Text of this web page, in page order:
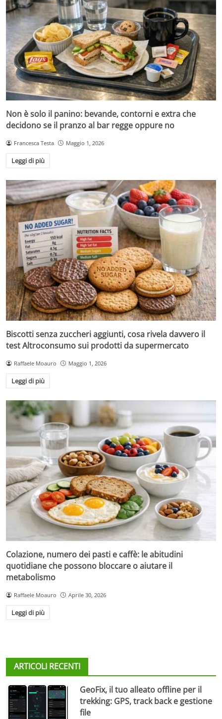
Non è solo il panino: bevande, contorni e extra che
decidono se il pranzo al bar regge oppure no
Francesca Testa Maggio 1, 2026
Leggi di più
Biscotti senza zuccheri aggiunti, cosa rivela davvero il
test Altroconsumo sui prodotti da supermercato
Raffaele Moauro Maggio 1, 2026
Leggi di più
Colazione, numero dei pasti e caffè: le abitudini
quotidiane che possono bloccare o aiutare il
metabolismo
Raffaele Moauro Aprile 30, 2026
Leggi di più
ARTICOLI RECENTI
GeoFix, il tuo alleato offline per il
trekking: GPS, track back e gestione
file